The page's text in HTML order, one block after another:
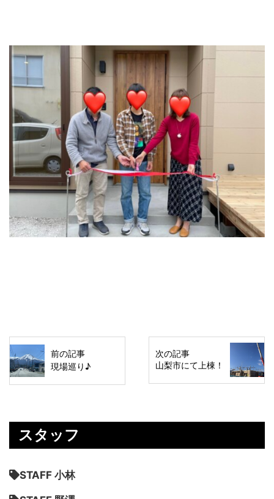
前の記事
現場巡り♪
次の記事
山梨市にて上棟！
スタッフ
STAFF 小林